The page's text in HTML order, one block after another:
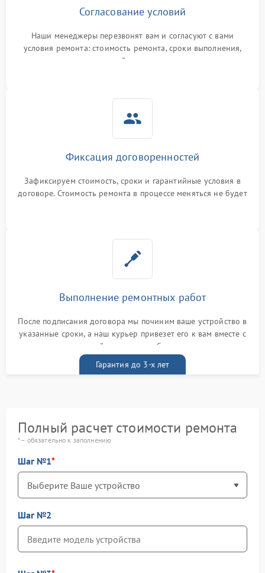
Согласование условий
Наши менеджеры перезвонят вам и согласуют с вами
условия ремонта: стоимость ремонта, сроки выполнения,
гарантийные условия
Фиксация договоренностей
Зафиксируем стоимость, сроки и гарантийные условия в
договоре. Стоимость ремонта в процессе меняться не будет
Выполнение ремонтных работ
После подписания договора мы починим ваше устройство в
указанные сроки, а наш курьер привезет его к вам вместе с
гарантийным талоном бесплатно
Гарантия до 3-х лет
Полный расчет стоимости ремонта
* – обязательно к заполнению
Шаг №1
Шаг №2